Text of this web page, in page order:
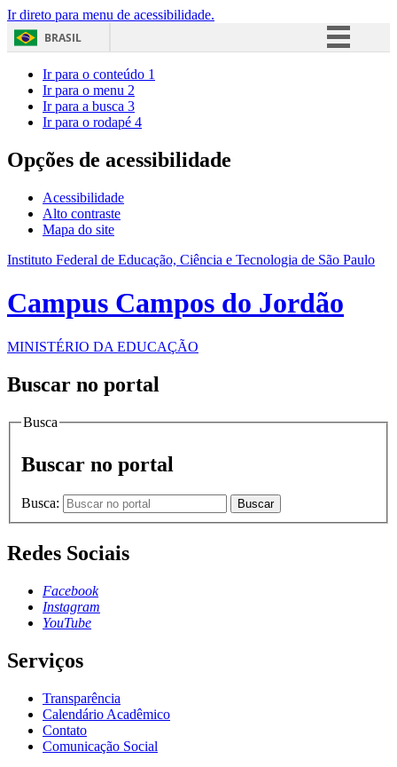
Ir direto para menu de acessibilidade.
BRASIL
Acesso à informação
Ir para o conteúdo 1
Ir para o menu 2
Ir para a busca 3
Ir para o rodapé 4
Opções de acessibilidade
Acessibilidade
Alto contraste
Mapa do site
Instituto Federal de Educação, Ciência e Tecnologia de São Paulo
Campus Campos do Jordão
MINISTÉRIO DA EDUCAÇÃO
Buscar no portal
Busca
Buscar no portal
Busca: Buscar
Redes Sociais
Facebook
Instagram
YouTube
Serviços
Transparência
Calendário Acadêmico
Contato
Comunicação Social